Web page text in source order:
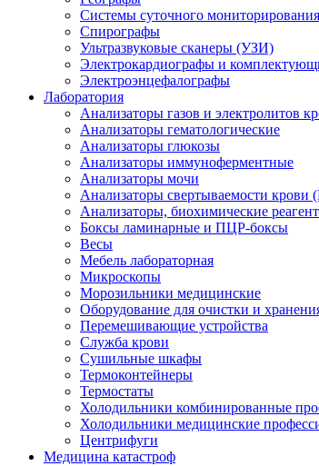
Системы суточного
Спирографы
Ультразвуковые сканеры (УЗИ)
Электрокардиографы и
Электроэнцефалографы
Лаборатория
Анализаторы газов и электролитов
Анализаторы гематологические
Анализаторы глюкозы
Анализаторы иммуноферментные
Анализаторы мочи
Анализаторы свертываемости крови
Анализаторы, биохимические
Боксы ламинарные и ПЦР-боксы
Весы
Мебель лабораторная
Микроскопы
Морозильники медицинские
Оборудование для очистки и
Перемешивающие устройства
Служба крови
Сушильные шкафы
Термоконтейнеры
Термостаты
Холодильники комбинированные
Холодильники медицинские
Центрифуги
Медицина катастроф